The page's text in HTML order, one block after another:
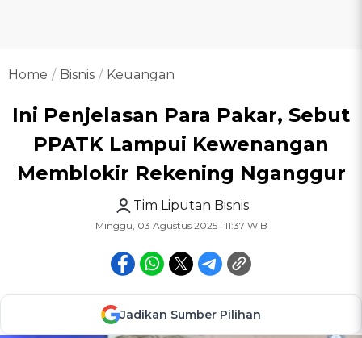
Home Bisnis Keuangan
Ini Penjelasan Para Pakar, Sebut
PPATK Lampui Kewenangan
Memblokir Rekening Nganggur
Tim Liputan Bisnis
Minggu, 03 Agustus 2025 | 11:37 WIB
Jadikan Sumber Pilihan